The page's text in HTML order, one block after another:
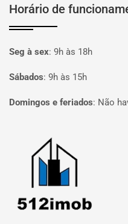
Horário de
Seg à sex: 9h às 18h
Sábados: 9h às 15h
Domingos e feriados: Não
Página inicial